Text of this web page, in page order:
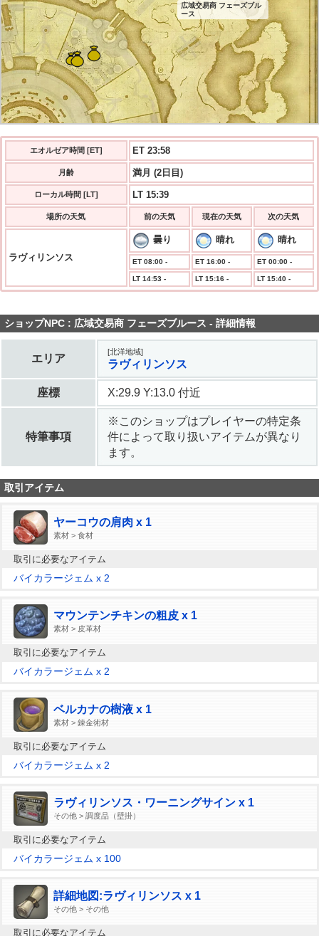
広域交易商 フェーズブル
ース
エオルゼア時間 [ET] ET 23:58
月齢 満月 (2日目)
ローカル時間 [LT] LT 15:39
場所の天気 前の天気 現在の天気 次の天気
ラヴィリンソス
曇り 晴れ 晴れ
ET 08:00 - ET 16:00 - ET 00:00 -
LT 14:53 - LT 15:16 - LT 15:40 -
ショップNPC : 広域交易商 フェーズブルース - 詳細情報
エリア
[北洋地域]
ラヴィリンソス
座標 X:29.9 Y:13.0 付近
特筆事項
※このショップはプレイヤーの特定条
件によって取り扱いアイテムが異なり
ます。
取引アイテム
ヤーコウの肩肉 x 1
素材 > 食材
取引に必要なアイテム
バイカラージェム x 2
マウンテンチキンの粗皮 x 1
素材 > 皮革材
取引に必要なアイテム
バイカラージェム x 2
ベルカナの樹液 x 1
素材 > 錬金術材
取引に必要なアイテム
バイカラージェム x 2
ラヴィリンソス・ワーニングサイン x 1
その他 > 調度品（壁掛）
取引に必要なアイテム
バイカラージェム x 100
詳細地図:ラヴィリンソス x 1
その他 > その他
取引に必要なアイテム